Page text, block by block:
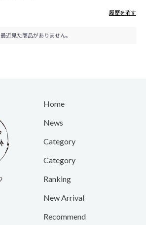
履歴を消す
最近見た商品がありません。
Home
News
Category
Category
Ranking
New Arrival
Recommend